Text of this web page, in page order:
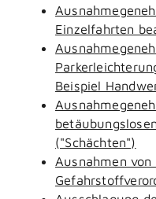
Einzelfahrten
Beispiel
("Schächten")
Ausnahmen